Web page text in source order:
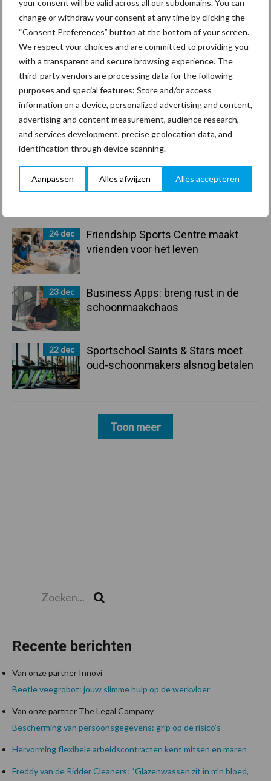
your consent will be valid across all our subdomains. You can
change or withdraw your consent at any time by clicking the
“Consent Preferences” button at the bottom of your screen.
We respect your choices and are committed to providing you
with a transparent and secure browsing experience. The
third-party vendors are processing data for the following
purposes and special features: Store and/or access
information on a device, personalized advertising and content,
advertising and content measurement, audience research,
and services development, precise geolocation data, and
identification through device scanning.
Aanpassen Alles afwijzen Alles accepteren
Primaire
Sidebar
Recent nieuws Partner nieuws
30 dec
Hervorming flexibele
arbeidscontracten kent mitsen en
maren
Freddy van de Ridder Cleaners:
“Glazenwassen zit in m’n bloed,
24 dec
Friendship Sports Centre maakt
vrienden voor het leven
23 dec
Business Apps: breng rust in de
schoonmaakchaos
22 dec
Sportschool Saints & Stars moet
oud-schoonmakers alsnog betalen
Toon meer
Recente berichten
Van onze partner Innovi
Beetle veegrobot: jouw slimme hulp op de werkvloer
Van onze partner The Legal Company
Bescherming van persoonsgegevens: grip op de risico’s
Hervorming flexibele arbeidscontracten kent mitsen en maren
Freddy van de Ridder Cleaners: “Glazenwassen zit in m’n bloed,
Toon meer